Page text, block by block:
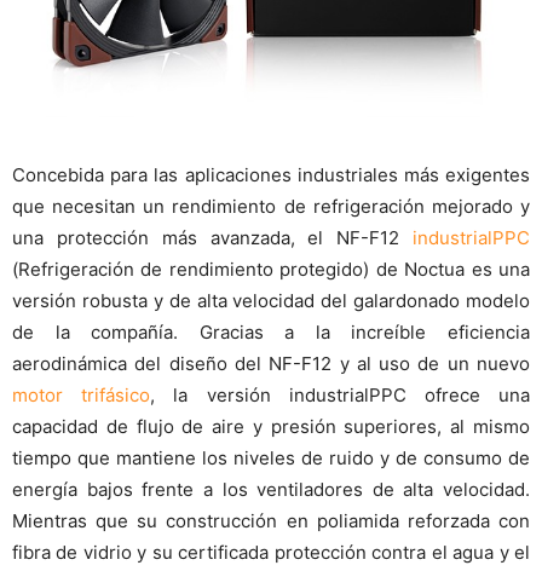
Concebida para las aplicaciones industriales más exigentes
que necesitan un rendimiento de refrigeración mejorado y
una protección más avanzada, el NF-F12 industrialPPC
(Refrigeración de rendimiento protegido) de Noctua es una
versión robusta y de alta velocidad del galardonado modelo
de la compañía. Gracias a la increíble eficiencia
aerodinámica del diseño del NF-F12 y al uso de un nuevo
motor trifásico, la versión industrialPPC ofrece una
capacidad de flujo de aire y presión superiores, al mismo
tiempo que mantiene los niveles de ruido y de consumo de
energía bajos frente a los ventiladores de alta velocidad.
Mientras que su construcción en poliamida reforzada con
fibra de vidrio y su certificada protección contra el agua y el